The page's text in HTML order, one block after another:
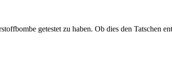
getestet zu haben. Ob dies den Tatschen